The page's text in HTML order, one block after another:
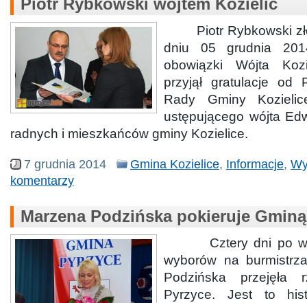
Piotr Rybkowski wójtem Kozielic
Piotr Rybkowski
dniu 05 grudnia
obowiązki Wójta
przyjął gratulacje od
Rady Gminy
ustępującego wójta
radnych i mieszkańców gminy Kozielice.
7 grudnia 2014 Gmina Kozielice, Informacje,
komentarzy
Marzena Podzińska pokieruje
Cztery dni po
wyborów na
Podzińska przejęła
Pyrzyce. Jest to